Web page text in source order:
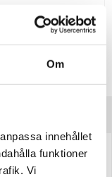
Om
innehållet
funktioner
Vi